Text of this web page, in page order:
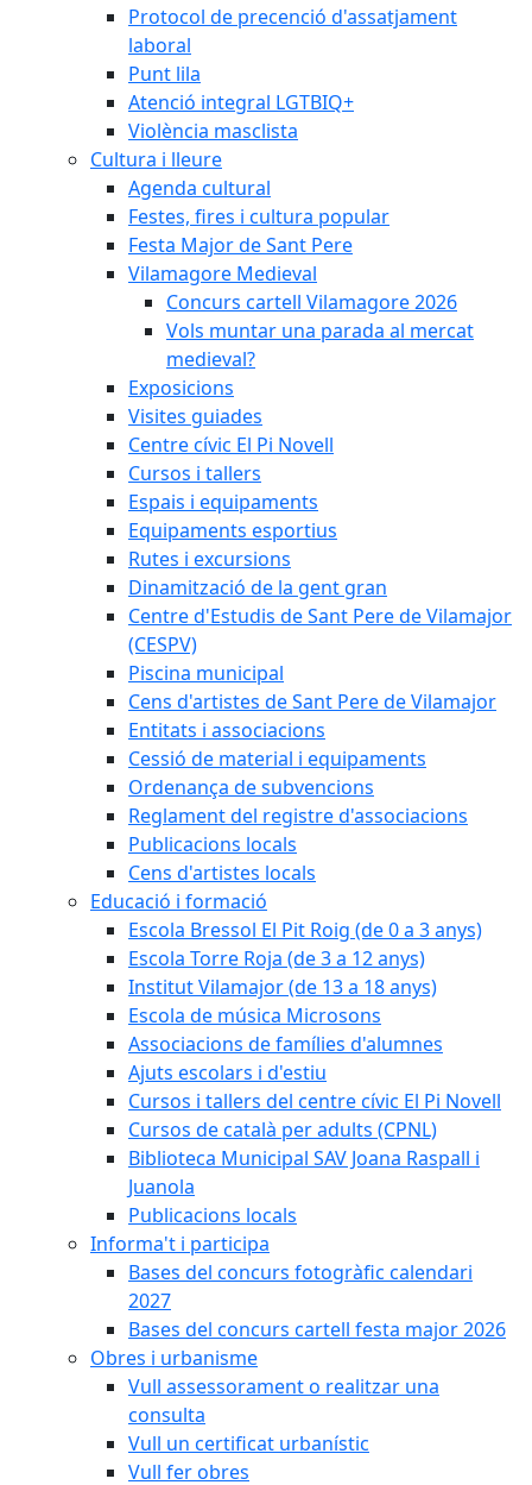
Protocol de precenció d'assatjament
laboral
Punt lila
Atenció integral LGTBIQ+
Violència masclista
Cultura i lleure
Agenda cultural
Festes, fires i cultura popular
Festa Major de Sant Pere
Vilamagore Medieval
Concurs cartell Vilamagore 2026
Vols muntar una parada al mercat
medieval?
Exposicions
Visites guiades
Centre cívic El Pi Novell
Cursos i tallers
Espais i equipaments
Equipaments esportius
Rutes i excursions
Dinamització de la gent gran
Centre d'Estudis de Sant Pere de Vilamajor
(CESPV)
Piscina municipal
Cens d'artistes de Sant Pere de Vilamajor
Entitats i associacions
Cessió de material i equipaments
Ordenança de subvencions
Reglament del registre d'associacions
Publicacions locals
Cens d'artistes locals
Educació i formació
Escola Bressol El Pit Roig (de 0 a 3 anys)
Escola Torre Roja (de 3 a 12 anys)
Institut Vilamajor (de 13 a 18 anys)
Escola de música Microsons
Associacions de famílies d'alumnes
Ajuts escolars i d'estiu
Cursos i tallers del centre cívic El Pi Novell
Cursos de català per adults (CPNL)
Biblioteca Municipal SAV Joana Raspall i
Juanola
Publicacions locals
Informa't i participa
Bases del concurs fotogràfic calendari
2027
Bases del concurs cartell festa major 2026
Obres i urbanisme
Vull assessorament o realitzar una
consulta
Vull un certificat urbanístic
Vull fer obres